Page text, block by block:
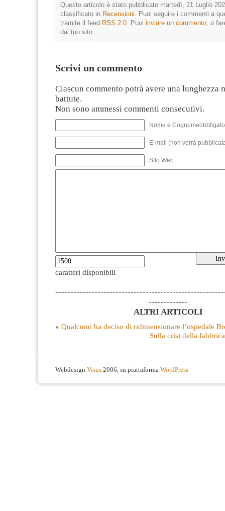
Questo articolo è stato pubblicato martedì, 21 Luglio
classificato in Recensioni . Puoi seguire i commenti a
tramite il feed RSS 2.0 . Puoi inviare un commento , o
dal tuo sito.
Scrivi un commento
Ciascun commento potrà avere una lunghezza
battute.
Non sono ammessi commenti consecutivi.
Nome e
E-mail (non verrà
Sito Web
caratteri disponibili
-------------
ALTRI ARTICOLI
« Qualcuno ha deciso di ridimensionare l’ospedale
Sulla crisi della
Webdesign Visus 2006, su piattaforma WordPress